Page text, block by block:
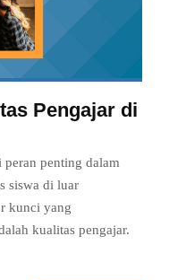
Pengajar di
penting dalam
siswa di luar
kunci yang
kualitas pengajar.